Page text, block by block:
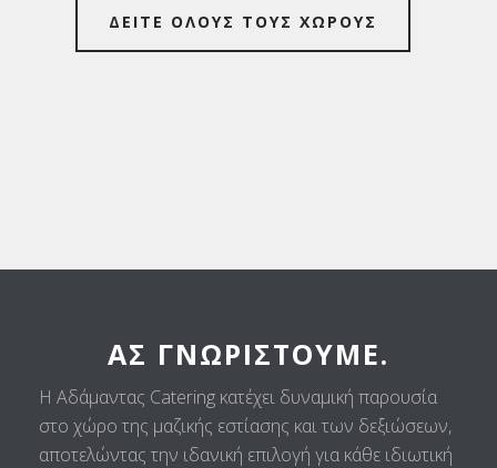
ΔΕΙΤΕ ΟΛΟΥΣ ΤΟΥΣ ΧΩΡΟΥΣ
ΑΣ ΓΝΩΡΙΣΤΟΎΜΕ.
Η Αδάμαντας Catering κατέχει δυναμική παρουσία
στο χώρο της μαζικής εστίασης και των δεξιώσεων,
αποτελώντας την ιδανική επιλογή για κάθε ιδιωτική